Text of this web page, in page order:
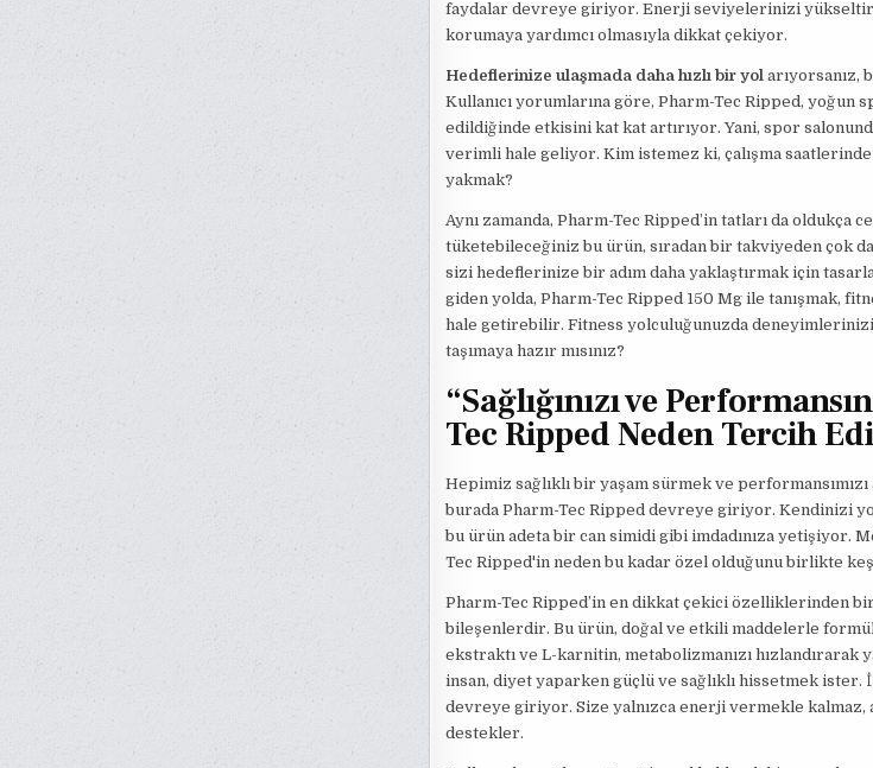
faydalar devreye giriyor. Enerji seviyelerinizi
korumaya yardımcı olmasıyla dikkat çekiyor.
Hedeflerinize ulaşmada daha hızlı bir yolarıyorsanız,
Kullanıcı yorumlarına göre, Pharm-Tec Ripped, yoğun
edildiğinde etkisini kat kat artırıyor. Yani, spor
verimli hale geliyor. Kim istemez ki, çalışma
yakmak?
Aynı zamanda, Pharm-Tec Ripped’in tatları da oldukça
tüketebileceğiniz bu ürün, sıradan bir takviyeden çok
sizi hedeflerinize bir adım daha yaklaştırmak için
giden yolda, Pharm-Tec Ripped 150 Mg ile tanışmak,
hale getirebilir. Fitness yolculuğunuzda
taşımaya hazır mısınız?
“Sağlığınızı ve
Tec Ripped Neden Tercih
Hepimiz sağlıklı bir yaşam sürmek ve
burada Pharm-Tec Ripped devreye giriyor. Kendinizi
bu ürün adeta bir can simidi gibi imdadınıza yetişiyor.
Tec Ripped'in neden bu kadar özel olduğunu birlikte
Pharm-Tec Ripped’in en dikkat çekici özelliklerinden
bileşenlerdir. Bu ürün, doğal ve etkili maddelerle
ekstraktı ve L-karnitin, metabolizmanızı hızlandırarak
insan, diyet yaparken güçlü ve sağlıklı hissetmek ister.
devreye giriyor. Size yalnızca enerji vermekle kalmaz,
destekler.